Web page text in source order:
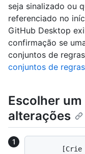
seja sinalizado ou
referenciado no
GitHub Desktop
confirmação se
conjuntos de
conjuntos de regras
Escolher
alterações